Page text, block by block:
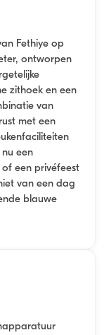
Fethiye op
ontworpen
zithoek en een
van
met een
een
een privéfeest
van een dag
blauwe